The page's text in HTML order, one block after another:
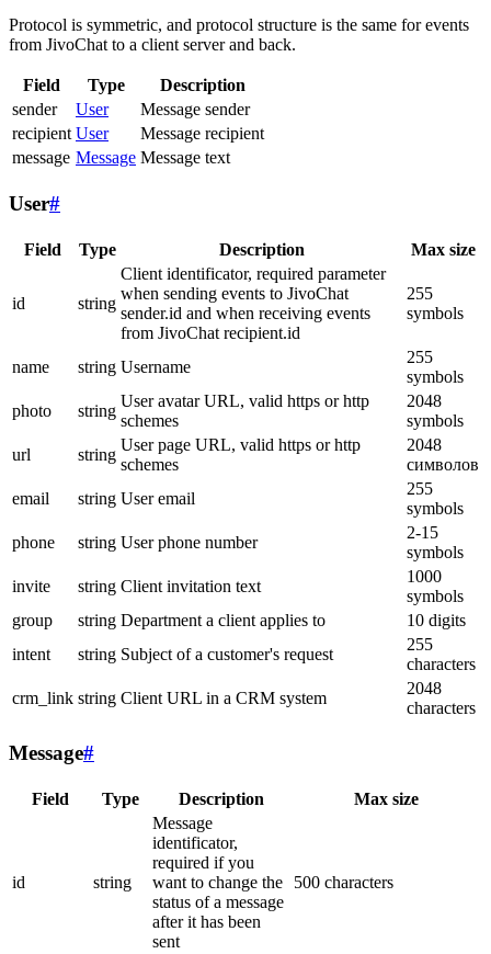
Protocol is symmetric, and protocol structure is the same for events
from JivoChat to a client server and back.
Field Type
Description
sender
User
Message sender
recipient User
Message recipient
message Message Message text
User#
Field Type Description Max size
id string
Client identificator, required parameter
when sending events to JivoChat
sender.id and when receiving events
from JivoChat recipient.id
255
symbols
name string Username
255
symbols
photo
string
User avatar URL, valid https or http
schemes
2048
symbols
url
string
User page URL, valid https or http
schemes
2048
символов
email
string User email
255
symbols
phone
string User phone number
2-15
symbols
invite
string Client invitation text
1000
symbols
group
string Department a client applies to
10 digits
intent
string Subject of a customer's request
255
characters
crm_link string Client URL in a CRM system
2048
characters
Message#
Field Type Description Max size
id string
Message
identificator,
required if you
want to change the
status of a message
after it has been
sent
500 characters